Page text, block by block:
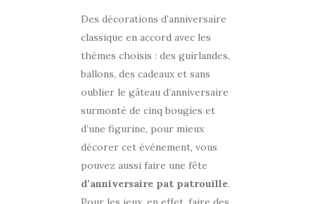
Des décorations d’anniversaire
classique en accord avec les
thèmes choisis : des guirlandes,
ballons, des cadeaux et sans
oublier le gâteau d’anniversaire
surmonté de cinq bougies et
d’une figurine, pour mieux
décorer cet événement, vous
pouvez aussi faire une fête
d’anniversaire pat patrouille.